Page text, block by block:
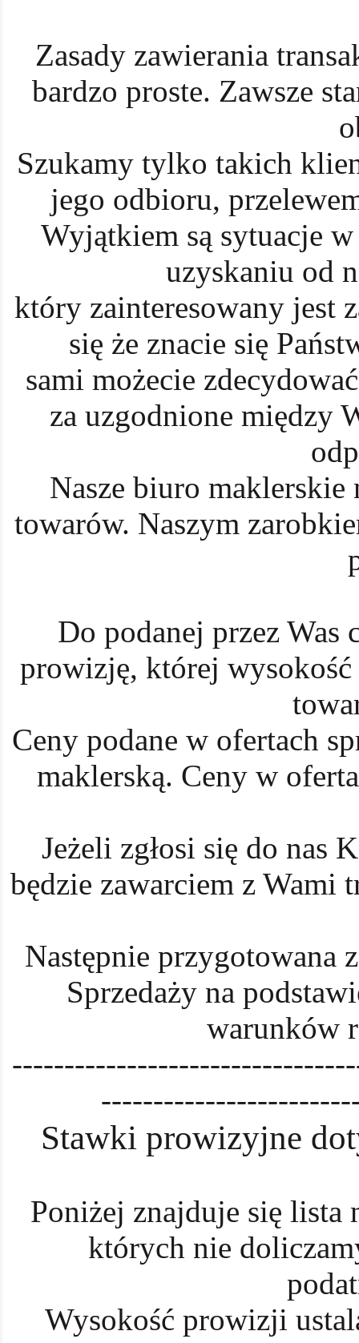
Zasady zawierania
bardzo proste. Zawsze
Szukamy tylko takich
jego odbioru,
Wyjątkiem są sytuacje
uzyskaniu od
który zainteresowany jest
się że znacie się
sami możecie
za uzgodnione między
Nasze biuro
towarów. Naszym
Do podanej przez Was
prowizję, której wysokość
Ceny podane w ofertach
maklerską. Ceny w
Jeżeli zgłosi się do nas
będzie zawarciem z Wami
Następnie przygotowana
Sprzedaży na
warunków
Stawki prowizyjne
Poniżej znajduje się lista
których nie
Wysokość prowizji